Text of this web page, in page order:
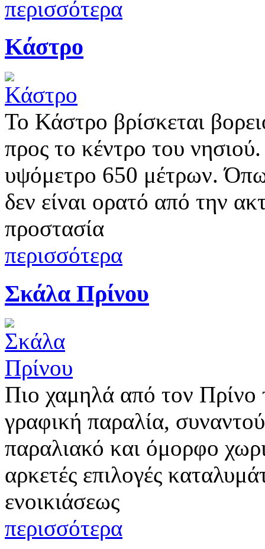
περισσότερα
Κάστρο
Το Κάστρο βρίσκεται
προς το κέντρο του
υψόμετρο 650 μέτρων.
δεν είναι ορατό από την
προστασία
περισσότερα
Σκάλα Πρίνου
Πιο χαμηλά από τον Πρίνο
γραφική παραλία,
παραλιακό και όμορφο
αρκετές επιλογές
ενοικιάσεως
περισσότερα